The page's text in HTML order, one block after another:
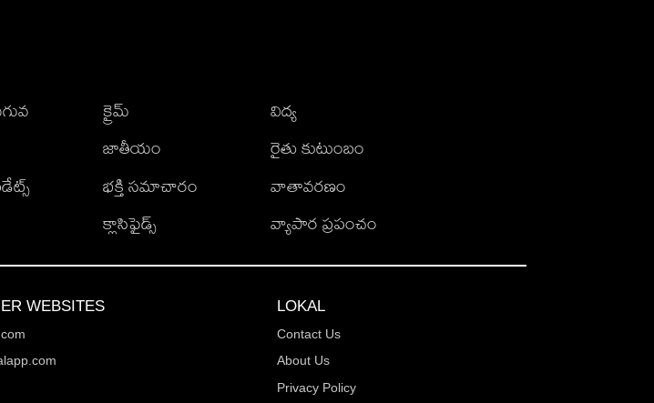
క్రైమ్
జాతీయం
భక్తి సమాచారం
క్లాసిఫైడ్స్
విద్య
రైతు కుటుంబం
వాతావరణం
వ్యాపార ప్రపంచం
WEBSITES LOKAL
Contact Us
About Us
Privacy Policy